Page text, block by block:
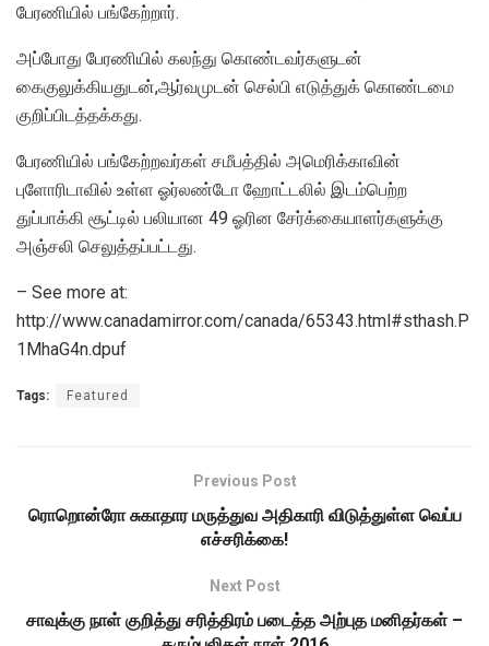
பேரணியில் பங்கேற்றார்.
அப்போது பேரணியில் கலந்து கொண்டவர்களுடன்
கைகுலுக்கியதுடன்,ஆர்வமுடன் செல்பி எடுத்துக் கொண்டமை
குறிப்பிடத்தக்கது.
பேரணியில் பங்கேற்றவர்கள் சமீபத்தில் அமெரிக்காவின்
புளோரிடாவில் உள்ள ஓர்லண்டோ ஹோட்டலில் இடம்பெற்ற
துப்பாக்கி சூட்டில் பலியான 49 ஓரின சேர்க்கையாளர்களுக்கு
அஞ்சலி செலுத்தப்பட்டது.
– See more at:
http://www.canadamirror.com/canada/65343.html#sthash.P
1MhaG4n.dpuf
Tags: Featured
Previous Post
ரொறொன்ரோ சுகாதார மருத்துவ அதிகாரி விடுத்துள்ள வெப்ப
எச்சரிக்கை!
Next Post
சாவுக்கு நாள் குறித்து சரித்திரம் படைத்த அற்புத மனிதர்கள் –